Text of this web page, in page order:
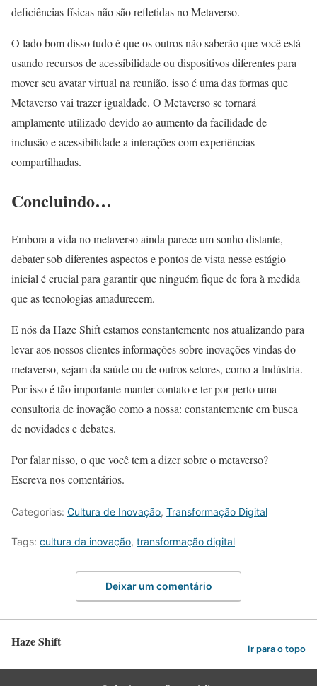
deficiências físicas não são refletidas no Metaverso.
O lado bom disso tudo é que os outros não saberão que você está
usando recursos de acessibilidade ou dispositivos diferentes para
mover seu avatar virtual na reunião, isso é uma das formas que
Metaverso vai trazer igualdade. O Metaverso se tornará
amplamente utilizado devido ao aumento da facilidade de
inclusão e acessibilidade a interações com experiências
compartilhadas.
Concluindo…
Embora a vida no metaverso ainda parece um sonho distante,
debater sob diferentes aspectos e pontos de vista nesse estágio
inicial é crucial para garantir que ninguém fique de fora à medida
que as tecnologias amadurecem.
E nós da Haze Shift estamos constantemente nos atualizando para
levar aos nossos clientes informações sobre inovações vindas do
metaverso, sejam da saúde ou de outros setores, como a Indústria.
Por isso é tão importante manter contato e ter por perto uma
consultoria de inovação como a nossa: constantemente em busca
de novidades e debates.
Por falar nisso, o que você tem a dizer sobre o metaverso?
Escreva nos comentários.
Categorias: Cultura de Inovação, Transformação Digital
Tags: cultura da inovação, transformação digital
Deixar um comentário
Haze Shift Ir para o topo